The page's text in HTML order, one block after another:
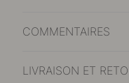
COMMENTAIRES
LIVRAISON ET